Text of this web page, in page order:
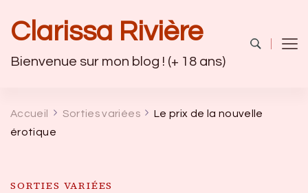
Clarissa Rivière
Bienvenue sur mon blog ! (+ 18 ans)
Accueil Sorties variées
Le prix de la nouvelle
érotique
SORTIES VARIÉES